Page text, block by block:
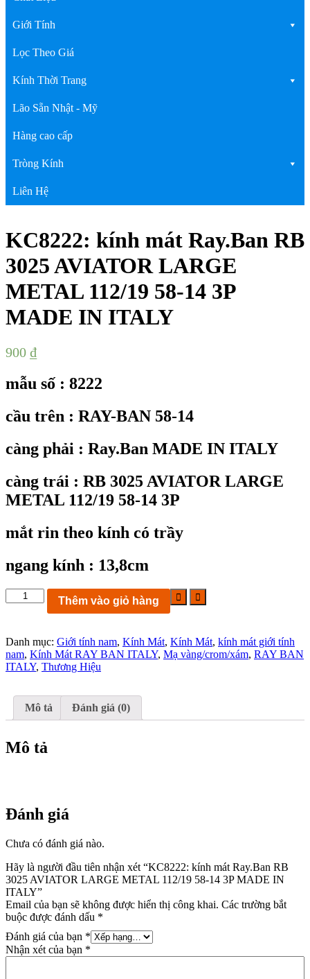
Giới Tính
Lọc Theo Giá
Kính Thời Trang
Lão Sẵn Nhật - Mỹ
Hàng cao cấp
Tròng Kính
Liên Hệ
KC8222: kính mát Ray.Ban RB
3025 AVIATOR LARGE
METAL 112/19 58-14 3P
MADE IN ITALY
900 ₫
mẫu số : 8222
cầu trên : RAY-BAN 58-14
càng phải : Ray.Ban MADE IN ITALY
càng trái : RB 3025 AVIATOR LARGE
METAL 112/19 58-14 3P
mắt rin theo kính có trầy
ngang kính : 13,8cm
KC8222:
kính
RB
3025
AVIATOR
METAL
112/19
58-
3P
MADE
lượng
Thêm vào giỏ hàng
Danh mục: Giới tính nam, Kính Mát, Kính Mát, kính mát giới tính
nam, Kính Mát RAY BAN ITALY, Mạ vàng/crom/xám, RAY BAN
ITALY, Thương Hiệu
Mô tả Đánh giá (0)
Mô tả
Đánh giá
Chưa có đánh giá nào.
Hãy là người đầu tiên nhận xét “KC8222: kính mát Ray.Ban RB
3025 AVIATOR LARGE METAL 112/19 58-14 3P MADE IN
ITALY”
Email của bạn sẽ không được hiển thị công khai. Các trường bắt
buộc được đánh dấu *
Đánh giá của bạn *
Nhận xét của bạn *